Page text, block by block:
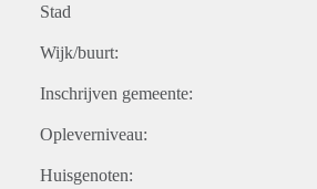
Stad
Wijk/buurt:
Inschrijven gemeente:
Opleverniveau:
Huisgenoten: